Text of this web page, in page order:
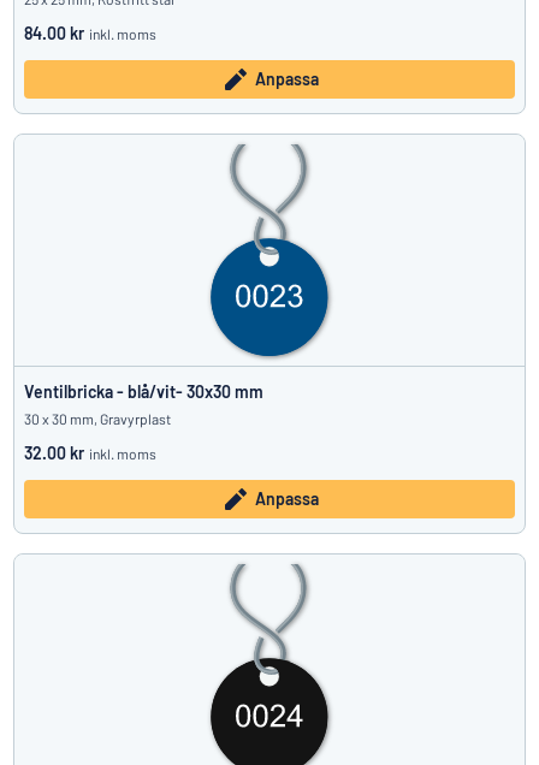
84.00 kr inkl. moms
Anpassa
Ventilbricka - blå/vit- 30x30 mm
30 x 30 mm, Gravyrplast
32.00 kr inkl. moms
Anpassa